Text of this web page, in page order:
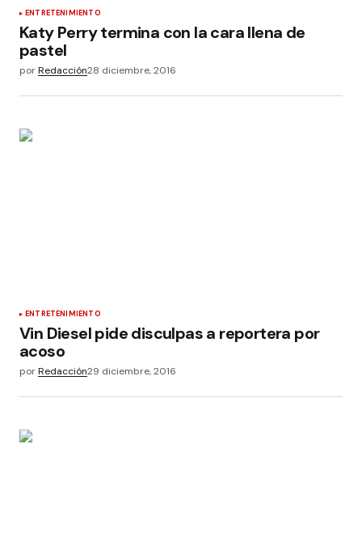
ENTRETENIMIENTO
Katy Perry termina con la cara llena de
pastel
porRedacción28 diciembre, 2016
ENTRETENIMIENTO
Vin Diesel pide disculpas a reportera por
acoso
porRedacción29 diciembre, 2016